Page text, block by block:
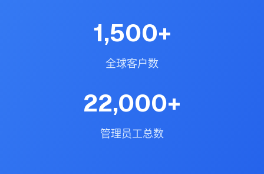
1,500+
全球客户数
22,000+
管理员工总数